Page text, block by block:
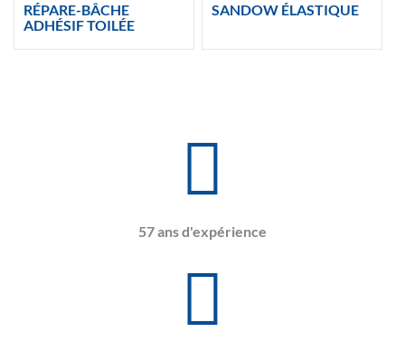
RÉPARE-BÂCHE
ADHÉSIF TOILÉE
SANDOW ÉLASTIQUE
57 ans d'expérience